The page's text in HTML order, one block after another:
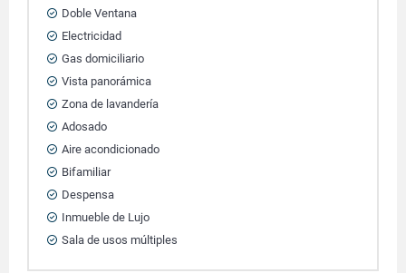
Doble Ventana
Electricidad
Gas domiciliario
Vista panorámica
Zona de lavandería
Adosado
Aire acondicionado
Bifamiliar
Despensa
Inmueble de Lujo
Sala de usos múltiples